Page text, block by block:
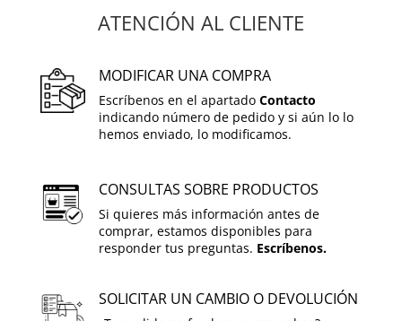
ATENCIÓN AL CLIENTE
MODIFICAR UNA COMPRA
Escríbenos en el apartado Contacto
indicando número de pedido y si aún lo lo
hemos enviado, lo modificamos.
CONSULTAS SOBRE PRODUCTOS
Si quieres más información antes de
comprar, estamos disponibles para
responder tus preguntas. Escríbenos.
SOLICITAR UN CAMBIO O DEVOLUCIÓN